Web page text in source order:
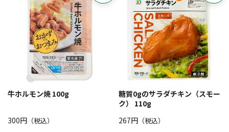
牛ホルモン焼 100g
300円 （税込）
糖質0gのサラダチキン（スモー
ク） 110g
267円（税込）